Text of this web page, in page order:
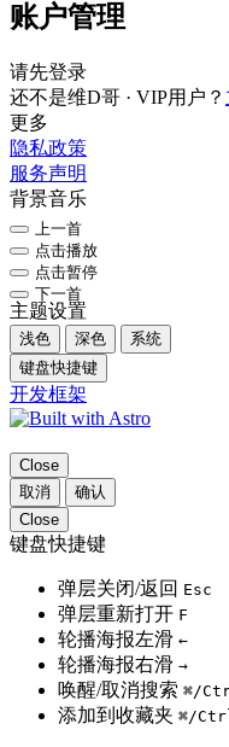
账户管理
请先登录
还不是维D哥 · VIP用户？
更多
隐私政策
服务声明
背景音乐
上一首
点击播放
点击暂停
下一首
主题设置
浅色 深色
系统
键盘快捷键
开发框架
Close
取消
确认
Close
键盘快捷键
弹层关闭/返回 Esc
弹层重新打开 F
轮播海报左滑 ←
轮播海报右滑 →
唤醒/取消搜索 ⌘/
添加到收藏夹 ⌘/